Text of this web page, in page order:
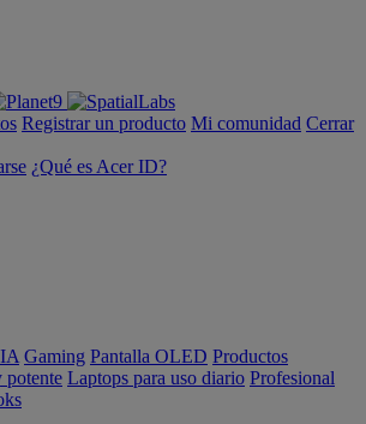
Registrar un producto Mi comunidad Cerrar
¿Qué es Acer ID?
Gaming Pantalla OLED Productos
potente Laptops para uso diario Profesional